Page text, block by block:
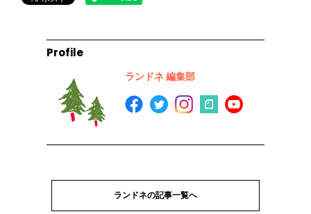
Profile
ランドネ 編集部
ランドネの記事一覧へ